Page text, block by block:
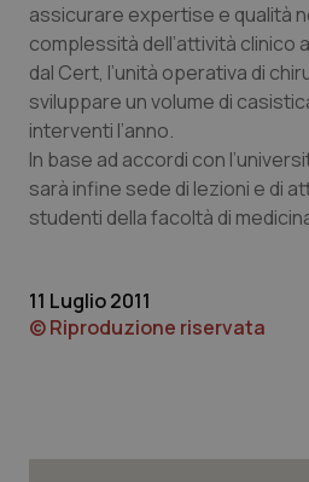
Toscana
Umbria
Valle D’Aosta
Veneto
Obesità
Oftalmologia
Oncodermatologia
Oncoematologia
Psoriasi & pelle
Quotidiano Chirurgia
assicurare expertise e qualità
complessità dell’attività clinico
dal Cert, l’unità operativa di
sviluppare un volume di
interventi l’anno.
In base ad accordi con
sarà infine sede di lezioni e di
studenti della facoltà di
11 Luglio 2011
© Riproduzione riservata